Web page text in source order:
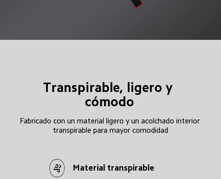
Transpirable, ligero y
cómodo
Fabricado con un material ligero y un acolchado interior
transpirable para mayor comodidad
Material transpirable